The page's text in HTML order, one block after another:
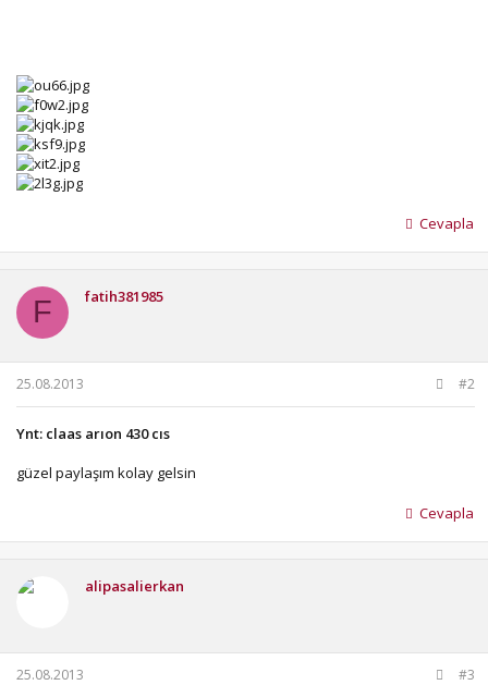
Cevapla
F fatih381985
25.08.2013 #2
Ynt: claas arıon 430 cıs
güzel paylaşım kolay gelsin
Cevapla
alipasalierkan
25.08.2013 #3